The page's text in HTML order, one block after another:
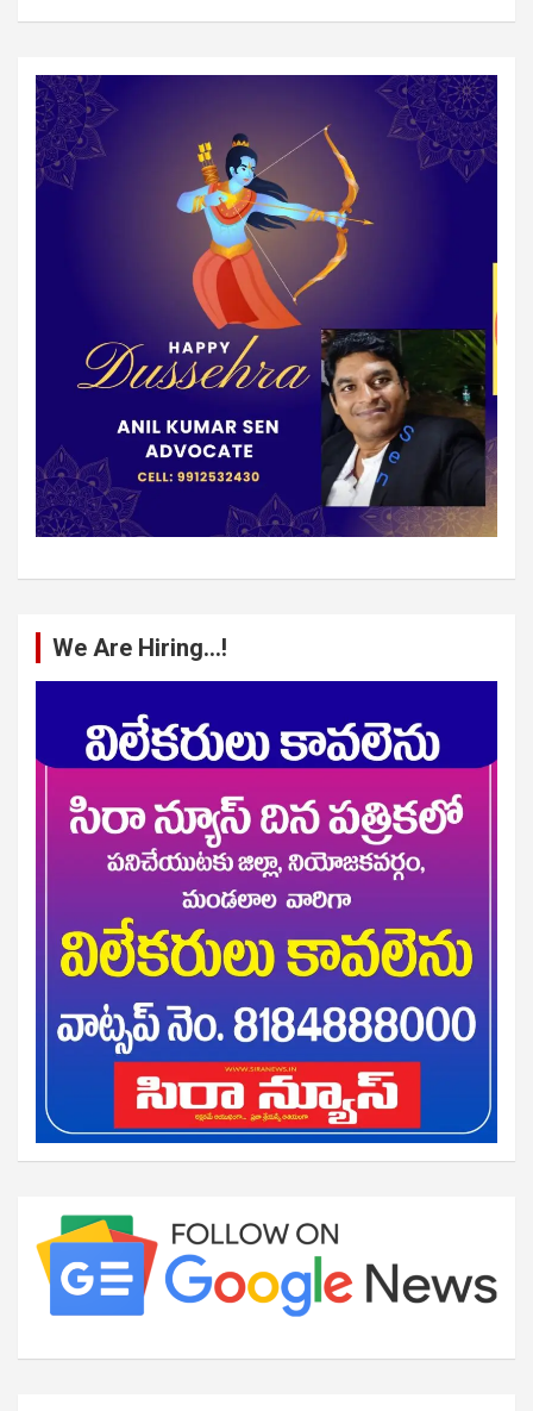
We Are Hiring…!